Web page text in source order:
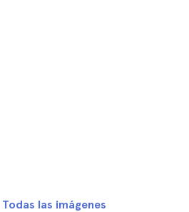
Todas las imágenes